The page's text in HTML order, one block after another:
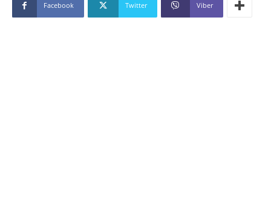
Facebook Twitter Viber